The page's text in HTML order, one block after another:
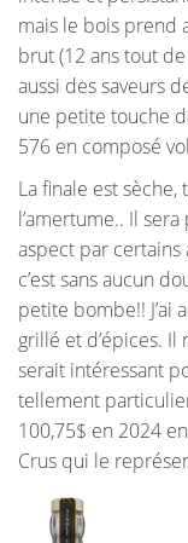
mais le bois prend
brut (12 ans tout
aussi des saveurs
une petite touche
576 en composé
La finale est
l’amertume.. Il
aspect par certains
c’est sans aucun
petite bombe!! J’ai
grillé et d’épices.
serait intéressant
tellement
100,75$ en 2024
Crus qui le